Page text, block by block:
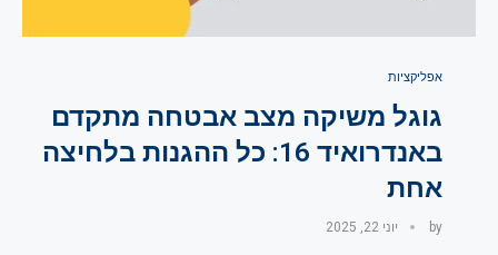
אפליקציות
גוגל משיקה מצב אבטחה מתקדם
באנדרואיד 16: כל ההגנות בלחיצה
אחת
by יוני 22, 2025